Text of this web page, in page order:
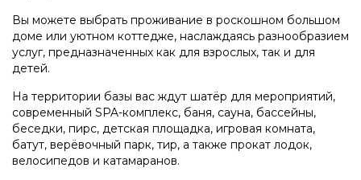
Вы можете выбрать проживание в роскошном большом
доме или уютном коттедже, наслаждаясь разнообразием
услуг, предназначенных как для взрослых, так и для
детей.
На территории базы вас ждут шатёр для мероприятий,
современный SPA-комплекс, баня, сауна, бассейны,
беседки, пирс, детская площадка, игровая комната,
батут, верёвочный парк, тир, а также прокат лодок,
велосипедов и катамаранов.